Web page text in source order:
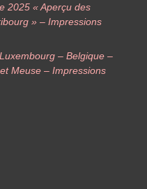
2025 « Aperçu des
» – Impressions
– Belgique –
Meuse – Impressions